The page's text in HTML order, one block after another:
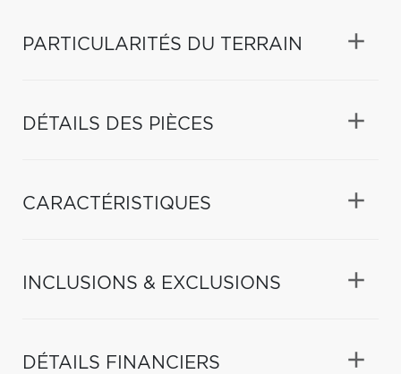
PARTICULARITÉS DU TERRAIN
DÉTAILS DES PIÈCES
CARACTÉRISTIQUES
INCLUSIONS & EXCLUSIONS
DÉTAILS FINANCIERS